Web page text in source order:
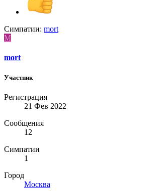
Симпатии: mort
M
mort
Участник
Регистрация
21 Фев 2022
Сообщения
12
Симпатии
1
Город
Москва